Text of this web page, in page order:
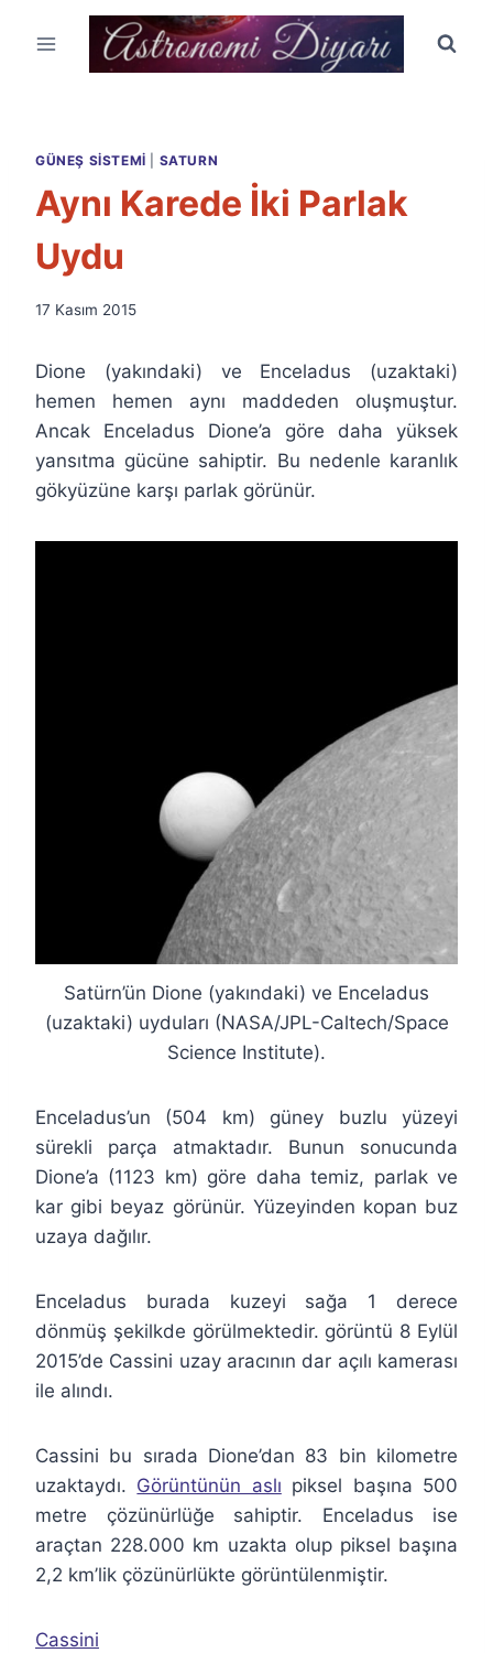
GÜNEŞ SISTEMI SATURN
Aynı Karede İki Parlak
Uydu
By
Özyar
17 Kasım 2015
Dione (yakındaki) ve Enceladus (uzaktaki)
hemen hemen aynı maddeden oluşmuştur.
Ancak Enceladus Dione’a göre daha yüksek
yansıtma gücüne sahiptir. Bu nedenle karanlık
gökyüzüne karşı parlak görünür.
Satürn’ün Dione (yakındaki) ve Enceladus
(uzaktaki) uyduları (NASA/JPL-Caltech/Space
Science Institute).
Enceladus’un (504 km) güney buzlu yüzeyi
sürekli parça atmaktadır. Bunun sonucunda
Dione’a (1123 km) göre daha temiz, parlak ve
kar gibi beyaz görünür. Yüzeyinden kopan buz
uzaya dağılır.
Enceladus burada kuzeyi sağa 1 derece
dönmüş şekilkde görülmektedir. görüntü 8 Eylül
2015’de Cassini uzay aracının dar açılı kamerası
ile alındı.
Cassini bu sırada Dione’dan 83 bin kilometre
uzaktaydı. Görüntünün aslı piksel başına 500
metre çözünürlüğe sahiptir. Enceladus ise
araçtan 228.000 km uzakta olup piksel başına
2,2 km’lik çözünürlükte görüntülenmiştir.
Cassini